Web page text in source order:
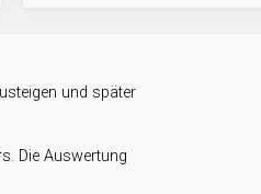
und später
Die Auswertung